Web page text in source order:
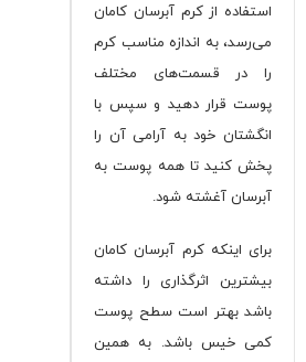
استفاده از کرم آبرسان کامان
می‌رسد، به اندازه مناسب کرم
را در قسمت‌های مختلف
پوست قرار دهید و سپس با
انگشتان خود به آرامی آن را
پخش کنید تا همه پوست به
آبرسان آغشته شود.
برای اینکه کرم آبرسان کامان
بیشترین اثرگذاری را داشته
باشد بهتر است سطح پوست
کمی خیس باشد. به همین